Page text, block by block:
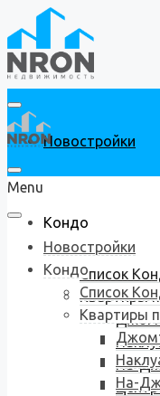
Новостройки
Кондо
Список
Квартиры
На-
Menu
Новостройки
Кондо
Список
Квартиры
На-